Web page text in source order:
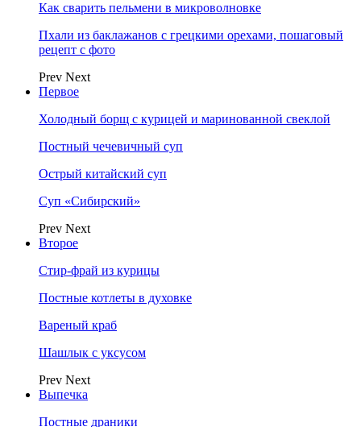
Как сварить пельмени в микроволновке
Пхали из баклажанов с грецкими орехами, пошаговый
рецепт с фото
Prev Next
Первое
Холодный борщ с курицей и маринованной свеклой
Постный чечевичный суп
Острый китайский суп
Суп «Сибирский»
Prev Next
Второе
Стир-фрай из курицы
Постные котлеты в духовке
Вареный краб
Шашлык с уксусом
Prev Next
Выпечка
Постные драники